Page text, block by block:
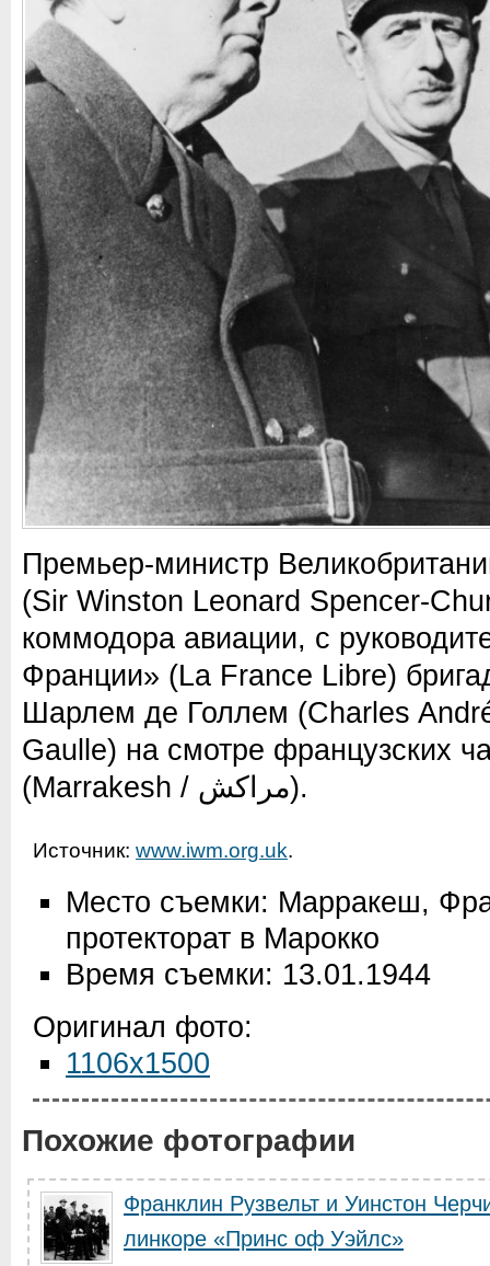
Премьер-министр
(Sir Winston Leonard Spencer-
коммодора авиации, с
Франции» (La France Libre)
Шарлем де Голлем (Charles
Gaulle) на смотре французских
(Marrakesh / مراكش).
Источник: www.iwm.org.uk.
Место съемки: Марракеш,
протекторат в Марокко
Время съемки: 13.01.1944
Оригинал фото:
1106x1500
Похожие фотографии
Франклин Рузвельт и Уинстон
линкоре «Принс оф Уэйлс»